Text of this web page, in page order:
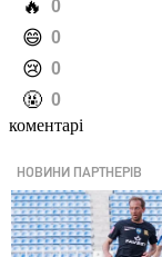
️🔥 0
️😄 0
️😢 0
️🤬 0
коментарі